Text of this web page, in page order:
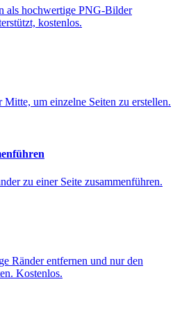
hochwertige PNG-Bilder
kostenlos.
um einzelne Seiten zu erstellen.
zu einer Seite zusammenführen.
Ränder entfernen und nur den
Kostenlos.